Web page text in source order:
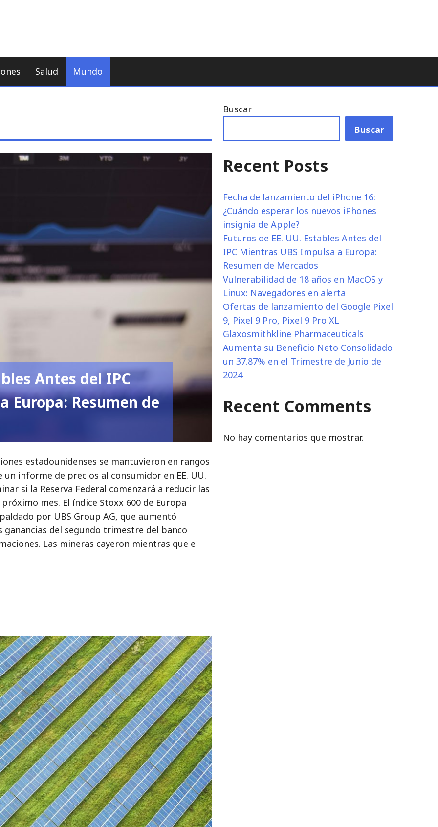
Salud Mundo
Antes del IPC
Europa: Resumen de
estadounidenses se mantuvieron en rangos
un informe de precios al consumidor en EE. UU.
si la Reserva Federal comenzará a reducir las
mes. El índice Stoxx 600 de Europa
por UBS Group AG, que aumentó
ganancias del segundo trimestre del banco
Las mineras cayeron mientras que el
Buscar
Buscar
Recent Posts
Fecha de lanzamiento del iPhone 16:
¿Cuándo esperar los nuevos iPhones
insignia de Apple?
Futuros de EE. UU. Estables Antes del
IPC Mientras UBS Impulsa a Europa:
Resumen de Mercados
Vulnerabilidad de 18 años en MacOS y
Linux: Navegadores en alerta
Ofertas de lanzamiento del Google Pixel
9, Pixel 9 Pro, Pixel 9 Pro XL
Glaxosmithkline Pharmaceuticals
Aumenta su Beneficio Neto Consolidado
un 37.87% en el Trimestre de Junio de
2024
Recent Comments
No hay comentarios que mostrar.